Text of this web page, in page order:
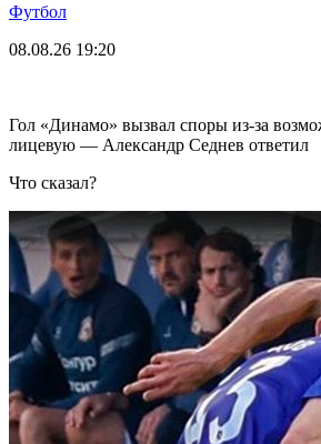
Футбол
08.08.26 19:20
Гол «Динамо» вызвал споры из-за
лицевую — Александр Седнев ответил
Что сказал?